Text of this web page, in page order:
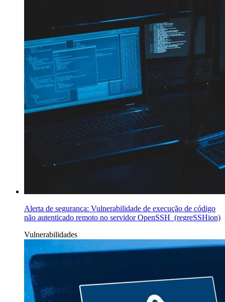
Alerta de segurança: Vulnerabilidade de execução de código
não autenticado remoto no servidor OpenSSH (regreSSHion)
Vulnerabilidades